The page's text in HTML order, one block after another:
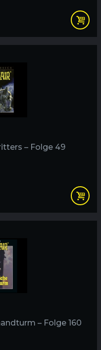
– Folge 49
– Folge 160